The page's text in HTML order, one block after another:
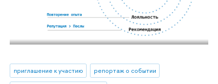
приглашение к участию репортаж о событии